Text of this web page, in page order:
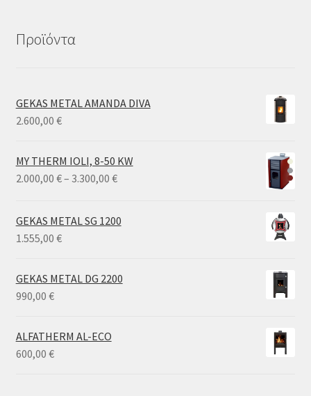
Προϊόντα
GEKAS METAL AMANDA DIVA
2.600,00 €
MY THERM IOLI, 8-50 KW
2.000,00 €– 3.300,00 €Price
through
GEKAS METAL SG 1200
1.555,00 €
GEKAS METAL DG 2200
990,00 €
ALFATHERM AL-ECO
600,00 €